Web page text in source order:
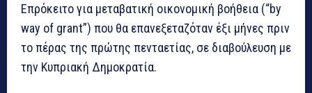
Επρόκειτο για μεταβατική οικονομική βοήθεια (“by
way of grant”) που θα επανεξεταζόταν έξι μήνες πριν
το πέρας της πρώτης πενταετίας, σε διαβούλευση με
την Κυπριακή Δημοκρατία.